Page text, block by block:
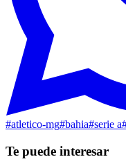
#atletico-mg#bahia#serie a
Te puede interesar